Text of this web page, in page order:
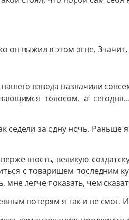
он выжил в этом огне.
взвода назначили
голосом, а
за одну ночь. Раньше
великую
c товарищем последним
мне легче показать, чем
потерям я так и не смог.